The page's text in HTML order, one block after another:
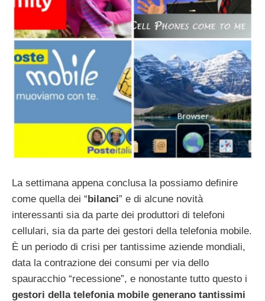
La settimana appena conclusa la possiamo definire
come quella dei “bilanci” e di alcune novità
interessanti sia da parte dei produttori di telefoni
cellulari, sia da parte dei gestori della telefonia mobile.
È un periodo di crisi per tantissime aziende mondiali,
data la contrazione dei consumi per via dello
spauracchio “recessione”, e nonostante tutto questo i
gestori della telefonia mobile generano tantissimi